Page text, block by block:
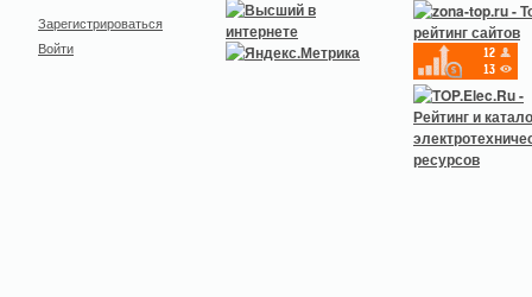
Зарегистрироваться
Войти